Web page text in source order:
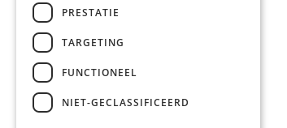
PRESTATIE
TARGETING
FUNCTIONEEL
NIET-GECLASSIFICEERD